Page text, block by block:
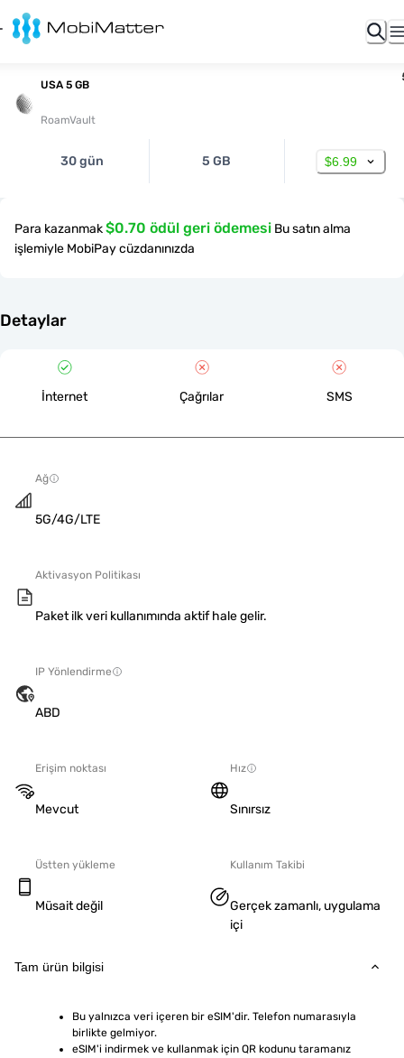
USA 5 GB
RoamVault
30 gün 5 GB $6.99
Para kazanmak$0.70 ödül geri ödemesi Bu satın alma
işlemiyle MobiPay cüzdanınızda
Detaylar
İnternet Çağrılar SMS
Ağ
5G/4G/LTE
Aktivasyon Politikası
Paket ilk veri kullanımında aktif hale gelir.
IP Yönlendirme
ABD
Erişim noktası
Mevcut
Hız
Sınırsız
Üstten yükleme
Müsait değil
Kullanım Takibi
Gerçek zamanlı, uygulama
içi
Tam ürün bilgisi
Bu yalnızca veri içeren bir eSIM'dir. Telefon numarasıyla
birlikte gelmiyor.
eSIM'i indirmek ve kullanmak için QR kodunu taramanız